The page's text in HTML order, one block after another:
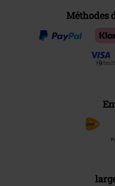
Méthodes